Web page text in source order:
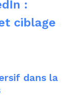
:
ciblage
dans la